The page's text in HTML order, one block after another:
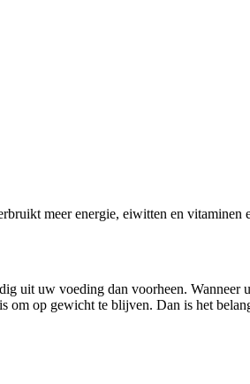
meer energie, eiwitten en vitaminen
uit uw voeding dan voorheen.
op gewicht te blijven. Dan is het